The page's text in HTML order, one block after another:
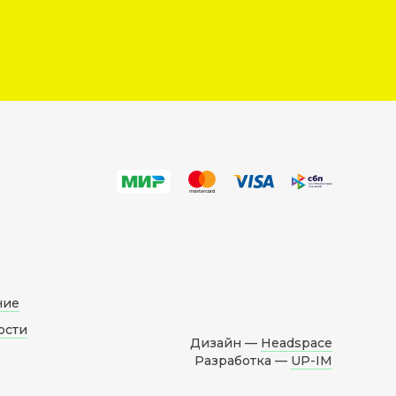
Дизайн — Headspace
Разработка — UP-IM